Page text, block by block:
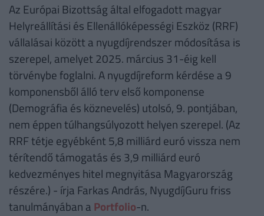
Az Európai Bizottság által elfogadott magyar
Helyreállítási és Ellenállóképességi Eszköz (RRF)
vállalásai között a nyugdíjrendszer módosítása is
szerepel, amelyet 2025. március 31-éig kell
törvénybe foglalni. A nyugdíjreform kérdése a 9
komponensből álló terv első komponense
(Demográfia és köznevelés) utolsó, 9. pontjában,
nem éppen túlhangsúlyozott helyen szerepel. (Az
RRF tétje egyébként 5,8 milliárd euró vissza nem
térítendő támogatás és 3,9 milliárd euró
kedvezményes hitel megnyitása Magyarország
részére.) - írja Farkas András, NyugdíjGuru friss
tanulmányában a Portfolio-n.